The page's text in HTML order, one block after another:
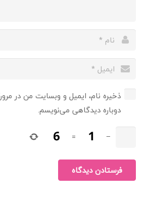
ذخیره نام، ایمیل و وبسایت من در
دوباره دیدگاهی می‌نویسم.
−
=
فرستادن دیدگاه